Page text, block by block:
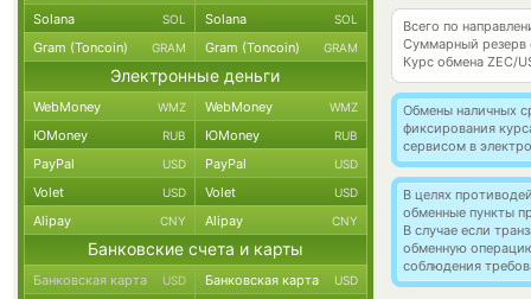
Всего по
Суммарный резерв
Курс обмена ZEC/
Обмены наличных
фиксирования
сервисом в
В целях
обменные пункты
В случае если
обменную
соблюдения
Solana SOL Solana SOL
Gram (Toncoin) GRAM Gram (Toncoin) GRAM
Электронные деньги
WebMoney WMZ WebMoney WMZ
ЮMoney RUB ЮMoney RUB
PayPal USD PayPal USD
Volet USD Volet USD
Alipay CNY Alipay CNY
Банковские счета и карты
Банковская карта USD Банковская карта USD